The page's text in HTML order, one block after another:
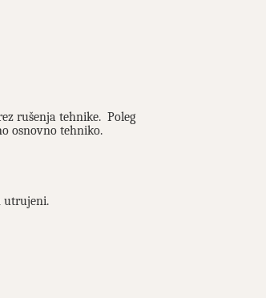
rušenja tehnike. Poleg
osnovno tehniko.
utrujeni.